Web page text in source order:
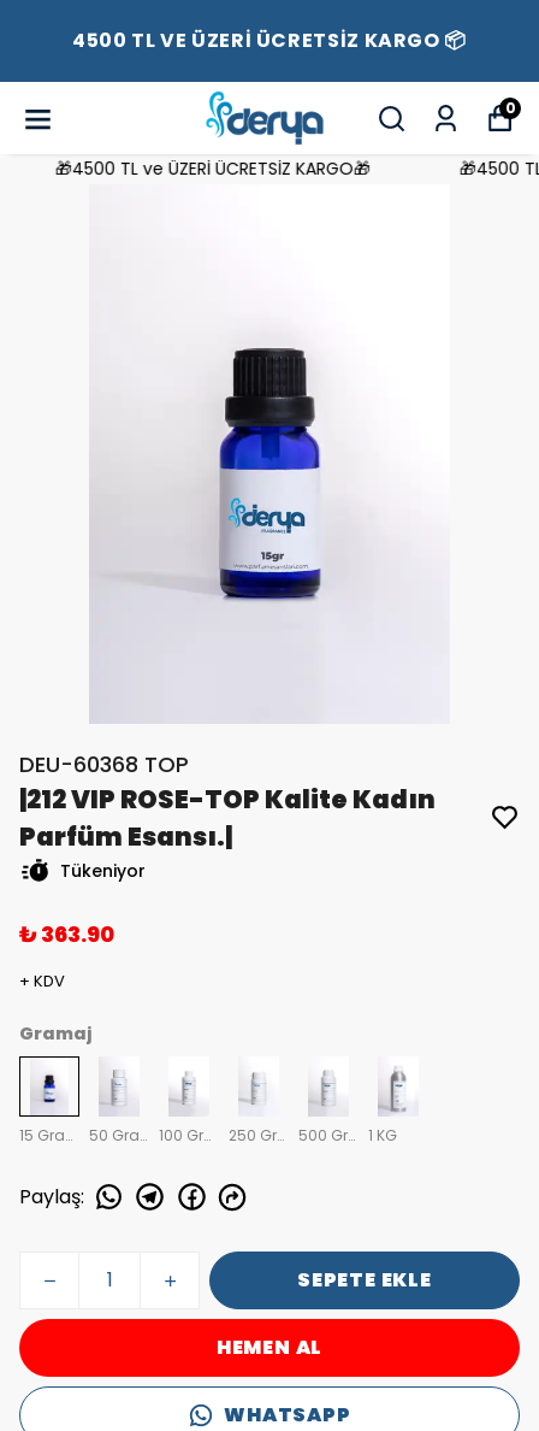
4500 TL VE ÜZERİ ÜCRETSİZ KARGO 📦
0
🎁4500 TL ve ÜZERİ ÜCRETSİZ KARGO🎁 🎁4500 TL
DEU-60368 TOP
|212 VIP ROSE-TOP Kalite Kadın
Parfüm Esansı.|
Tükeniyor
₺ 363.90
+ KDV
Gramaj
15 Gram 50 Gram 100 Gram 250 Gram 500 Gram 1 KG
Paylaş:
SEPETE EKLE
HEMEN AL
WHATSAPP